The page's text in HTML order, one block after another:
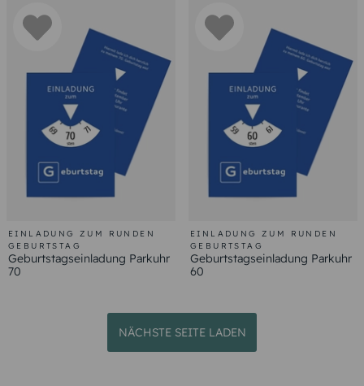
EINLADUNG ZUM RUNDEN
GEBURTSTAG
Geburtstagseinladung Parkuhr
70
EINLADUNG ZUM RUNDEN
GEBURTSTAG
Geburtstagseinladung Parkuhr
60
NÄCHSTE SEITE LADEN